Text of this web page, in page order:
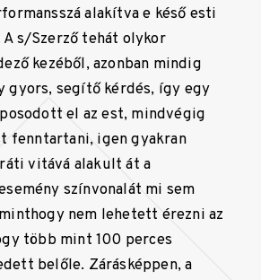
alakítva e késő esti
s/Szerző tehát olykor
kezéből, azonban mindig
gyors, segítő kérdés, így egy
el az est, mindvégig
fenntartani, igen gyakran
vitává alakult át a
színvonalát mi sem
nem lehetett érezni az
több mint 100 perces
belőle. Zárásképpen, a